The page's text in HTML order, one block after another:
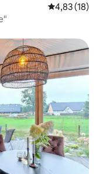
4,83 de uma
4,83 (18)